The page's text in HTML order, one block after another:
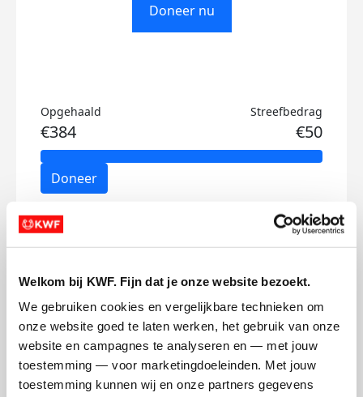
Welkom bij KWF. Fijn dat je onze website bezoekt.
We gebruiken cookies en vergelijkbare technieken om
onze website goed te laten werken, het gebruik van onze
website en campagnes te analyseren en — met jouw
toestemming — voor marketingdoeleinden. Met jouw
toestemming kunnen wij en onze partners gegevens
Doneer nu
Opgehaald
€384
Streefbedrag
€50
Doneer